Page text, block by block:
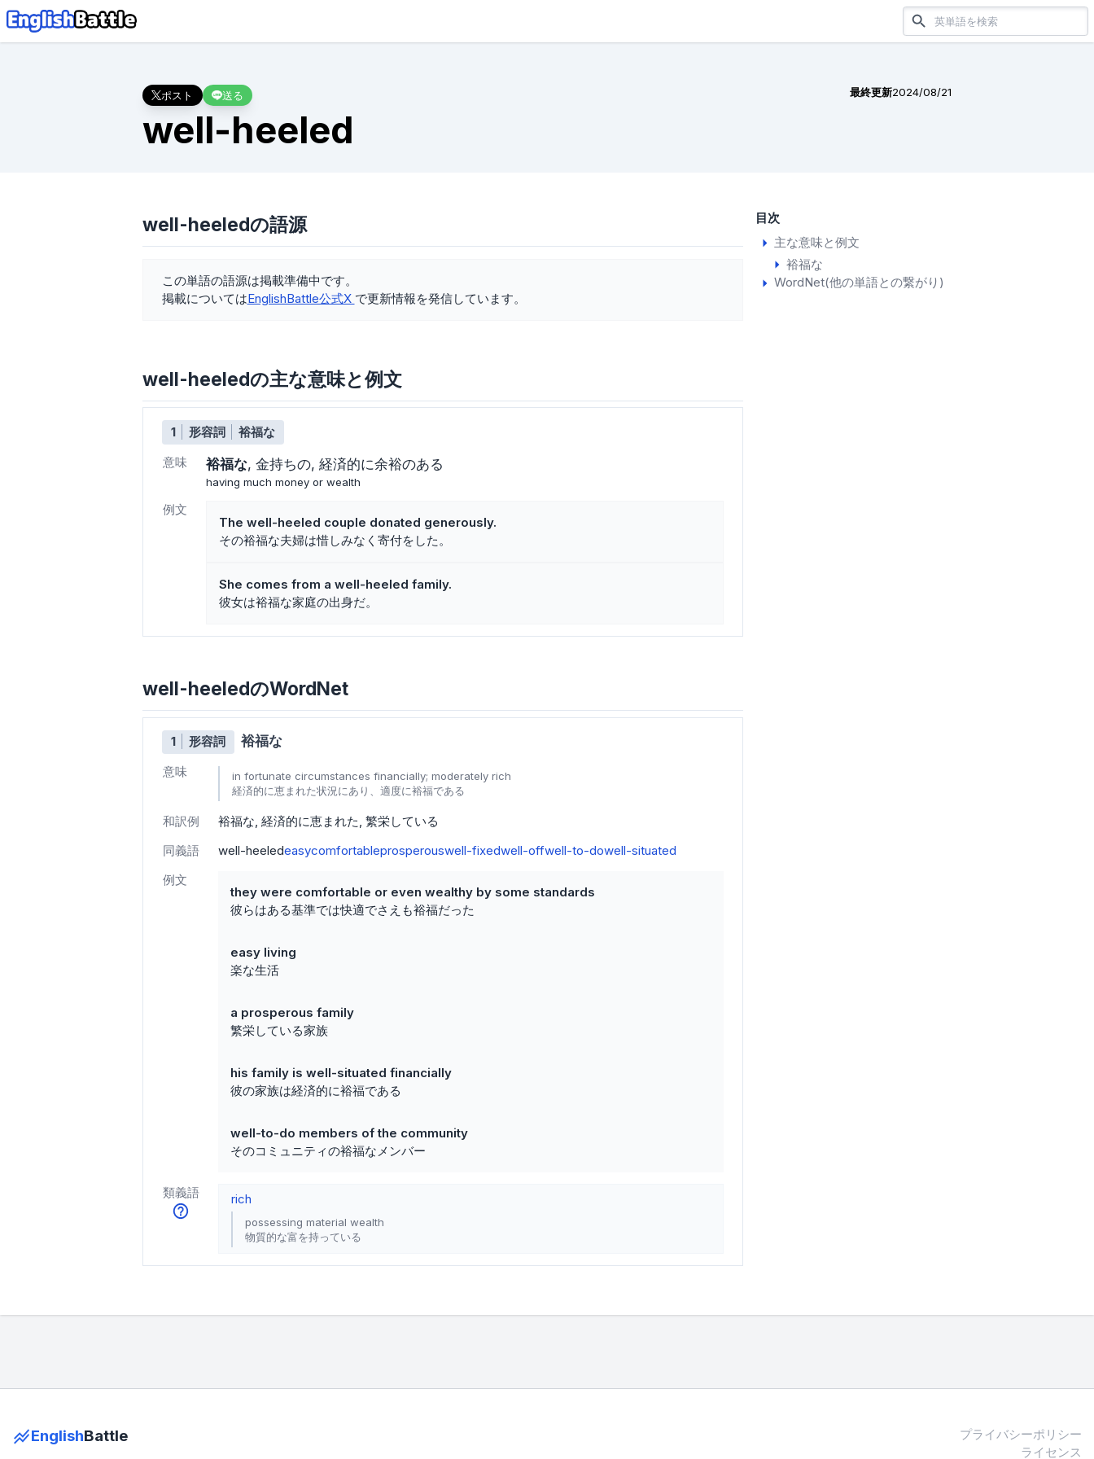
ポスト 送る 最終更新2024/08/21
well-heeled
目次
主な意味と例文
裕福な
WordNet(他の単語との繋がり)
well-heeledの語源
この単語の語源は掲載準備中です。
掲載についてはEnglishBattle公式X で更新情報を発信しています。
well-heeledの主な意味と例文
1 形容詞
裕福な
意味
裕福な 金持ちの 経済的に余裕のある
having much money or wealth
例文
The well-heeled couple donated generously.
その裕福な夫婦は惜しみなく寄付をした。
She comes from a well-heeled family.
彼女は裕福な家庭の出身だ。
well-heeledのWordNet
1 形容詞 裕福な
意味
in fortunate circumstances financially; moderately rich
経済的に恵まれた状況にあり、適度に裕福である
和訳例 裕福な 経済的に恵まれた 繁栄している
同義語
well-heeledeasycomfortableprosperouswell-fixedwell-offwell-to-dowell-situated
例文
they were comfortable or even wealthy by some standards
彼らはある基準では快適でさえも裕福だった
easy living
楽な生活
a prosperous family
繁栄している家族
his family is well-situated financially
彼の家族は経済的に裕福である
well-to-do members of the community
そのコミュニティの裕福なメンバー
類義語 rich
possessing material wealth
物質的な富を持っている
EnglishBattle
プライバシーポリシー
ライセンス